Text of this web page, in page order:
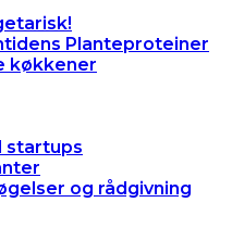
Planteproteiner
køkkener
startups
og rådgivning